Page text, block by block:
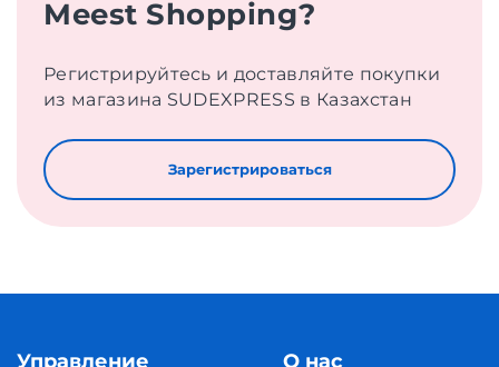
Meest Shopping?
Регистрируйтесь и доставляйте покупки
из магазина SUDEXPRESS в Казахстан
Зарегистрироваться
Управление
О нас